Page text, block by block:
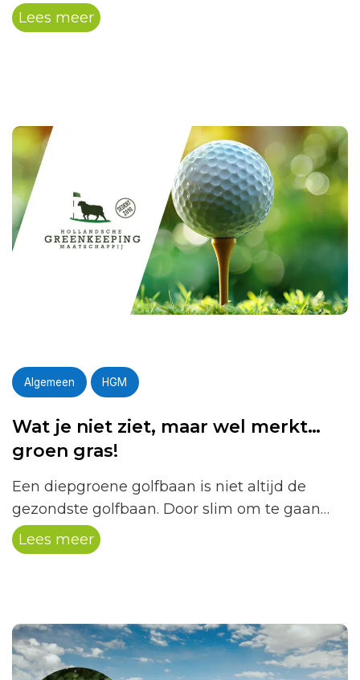
landelijke Hollandsche Golfclub
activiteiten. Een leuke manier om andere
Lees meer
Algemeen HGM
Wat je niet ziet, maar wel merkt…
groen gras!
Een diepgroene golfbaan is niet altijd de
gezondste golfbaan. Door slim om te gaan
met beregening en onderhoud stimuleren
onze greenkeepers sterke grassoorten en
baan.
Lees meer